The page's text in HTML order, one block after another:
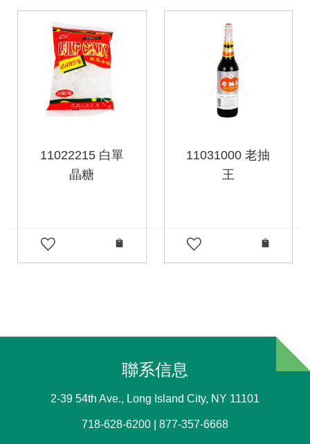
11022215 白單
晶糖
11031000 老抽
王
聯系信息
2-39 54th Ave., Long Island City, NY 11101
718-628-6200 | 877-357-6668